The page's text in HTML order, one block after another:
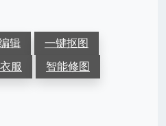
辑
一键抠图
服 智能修图